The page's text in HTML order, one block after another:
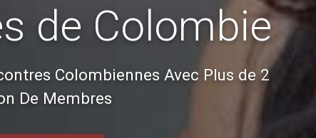
de Colombie
Colombiennes Avec Plus de 2
De Membres